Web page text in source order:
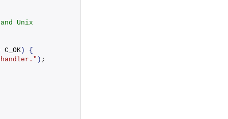
Unix
)
{
) ;